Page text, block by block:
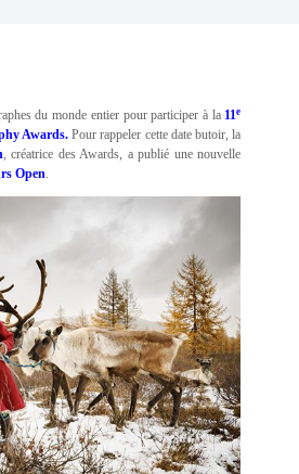
du monde entier pour participer à la 11e
Awards. Pour rappeler cette date butoir, la
, créatrice des Awards, a publié une nouvelle
Open.